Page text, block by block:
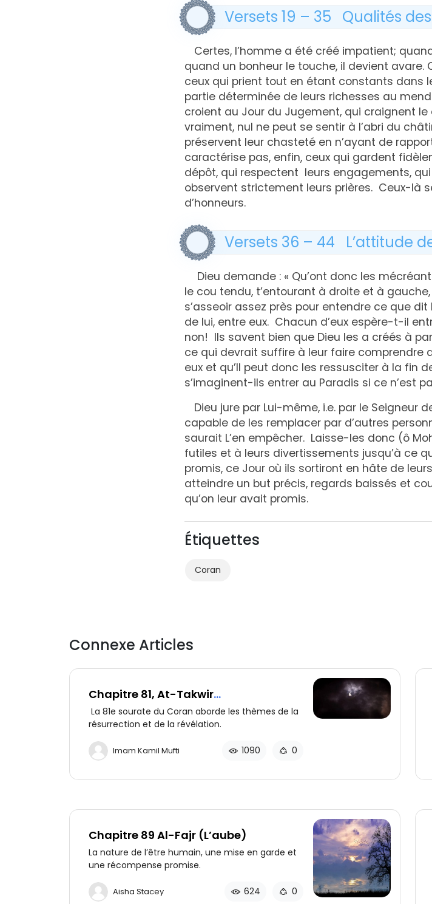
Versets 19 – 35 Qualités
Certes, l’homme a été créé impatient;
quand un bonheur le touche, il devient
ceux qui prient tout en étant constants dans
partie déterminée de leurs richesses au
croient au Jour du Jugement, qui craignent
vraiment, nul ne peut se sentir à l’abri du
préservent leur chasteté en n’ayant de
caractérise pas, enfin, ceux qui gardent
dépôt, qui respectent leurs engagements,
observent strictement leurs prières. Ceux-là
d’honneurs.
Versets 36 – 44 L’attitude
Dieu demande : « Qu’ont donc les
le cou tendu, t’entourant à droite et à
s’asseoir assez près pour entendre ce que
de lui, entre eux. Chacun d’eux espère-t-il
non! Ils savent bien que Dieu les a créés à
ce qui devrait suffire à leur faire comprendre
eux et qu’Il peut donc les ressusciter à la fin
s’imaginent-ils entrer au Paradis si ce n’est
Dieu jure par Lui-même, i.e. par le Seigneur
capable de les remplacer par d’autres
saurait L’en empêcher. Laisse-les donc (ô
futiles et à leurs divertissements jusqu’à ce
promis, ce Jour où ils sortiront en hâte de
atteindre un but précis, regards baissés et
qu’on leur avait promis.
Étiquettes
Coran
Connexe Articles
Chapitre 81, At-Takwir
(L’obscurcissement)
La 81e sourate du Coran aborde les thèmes de la
résurrection et de la révélation.
Imam Kamil Mufti 1090 0
Chapitre 89 Al-Fajr (L’aube)
La nature de l’être humain, une mise en garde et
une récompense promise.
Aisha Stacey 624 0